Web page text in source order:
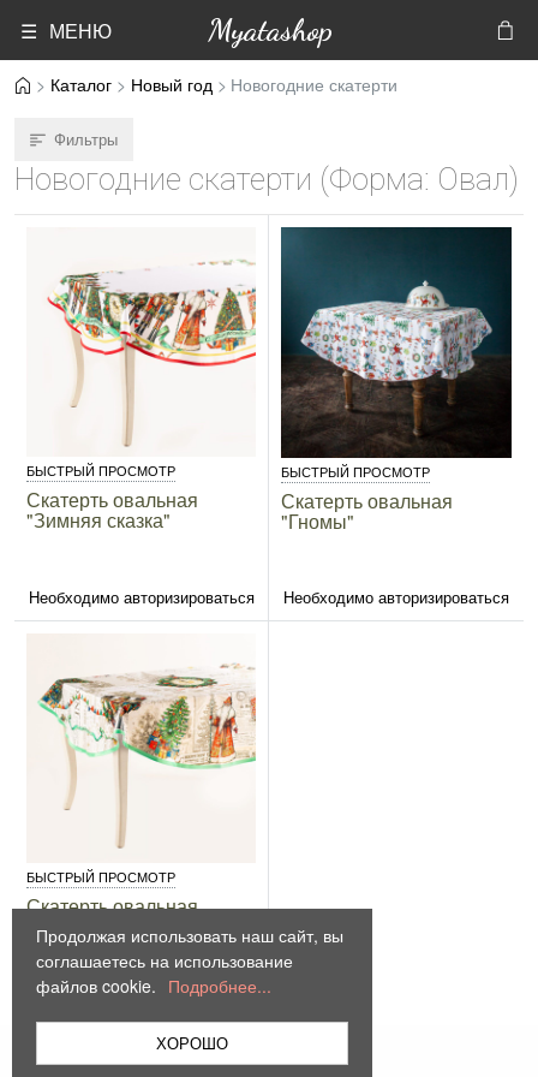
☰ МЕНЮ Myatashop
Каталог Новый год Новогодние скатерти
Фильтры
Новогодние скатерти (Форма: Овал)
БЫСТРЫЙ ПРОСМОТР
Скатерть овальная
"Зимняя сказка"
Необходимо авторизироваться
БЫСТРЫЙ ПРОСМОТР
Скатерть овальная
"Гномы"
Необходимо авторизироваться
БЫСТРЫЙ ПРОСМОТР
Скатерть овальная
"Пряничное Рождество"
Необходимо авторизироваться
Продолжая использовать наш сайт, вы
соглашаетесь на использование
файлов cookie. Подробнее...
ХОРОШО